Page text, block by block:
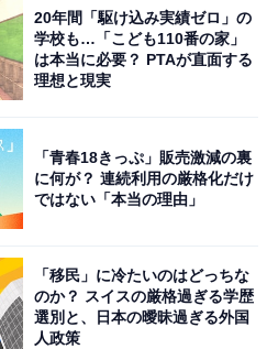
20年間「駆け込み実績ゼロ」の
学校も…「こども110番の家」
は本当に必要？ PTAが直面する
理想と現実
「青春18きっぷ」販売激減の裏
に何が？ 連続利用の厳格化だけ
ではない「本当の理由」
「移民」に冷たいのはどっちな
のか？ スイスの厳格過ぎる学歴
選別と、日本の曖昧過ぎる外国
人政策